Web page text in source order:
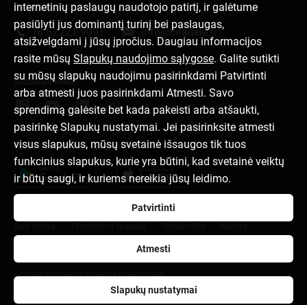
internetinių paslaugų naudotojo patirtį, ir galėtume
pasiūlyti jus dominantį turinį bei paslaugas,
atsižvelgdami į jūsų įpročius. Daugiau informacijos
rasite mūsų Slapukų naudojimo sąlygose. Galite sutikti
su mūsų slapukų naudojimu pasirinkdami Patvirtinti
arba atmesti juos pasirinkdami Atmesti. Savo
sprendimą galėsite bet kada pakeisti arba atšaukti,
pasirinkę Slapukų nustatymai. Jei pasirinksite atmesti
visus slapukus, mūsų svetainė išsaugos tik tuos
funkcinius slapukus, kurie yra būtini, kad svetainė veiktų
ir būtų saugi, ir kuriems nereikia jūsų leidimo.
Patvirtinti
Atmesti
Slapukų nustatymai
Susisiek su mumis
(8 5) 221 9091 info@citadele.lt
Socialiniai tinklai
Parsisiųsk mobiliąją programėlę
Slapukų nuostatos
Developers Portal (PSD2)